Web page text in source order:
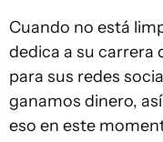
Cuando no está
dedica a su carrera
para sus redes
ganamos dinero,
eso en este